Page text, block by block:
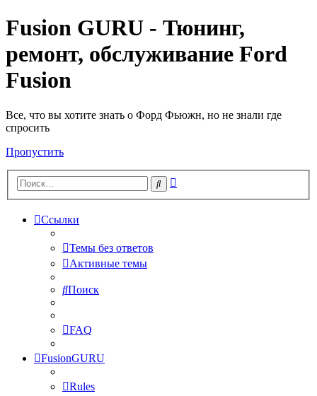
Fusion GURU - Тюнинг,
ремонт, обслуживание Ford
Fusion
Все, что вы хотите знать о Форд Фьюжн, но не знали где
спросить
Пропустить
Поиск
Ссылки
Темы без ответов
Активные темы
Поиск
FAQ
FusionGURU
Rules